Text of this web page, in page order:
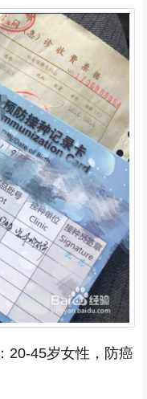
20-45岁女性，防癌